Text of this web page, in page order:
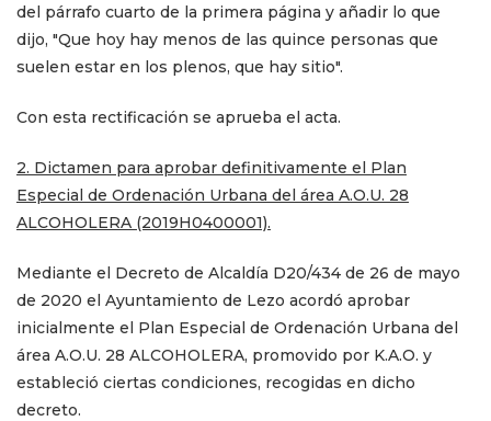
del párrafo cuarto de la primera página y añadir lo que
dijo, "Que hoy hay menos de las quince personas que
suelen estar en los plenos, que hay sitio".
Con esta rectificación se aprueba el acta.
2. Dictamen para aprobar definitivamente el Plan
Especial de Ordenación Urbana del área A.O.U. 28
ALCOHOLERA (2019H0400001).
Mediante el Decreto de Alcaldía D20/434 de 26 de mayo
de 2020 el Ayuntamiento de Lezo acordó aprobar
inicialmente el Plan Especial de Ordenación Urbana del
área A.O.U. 28 ALCOHOLERA, promovido por K.A.O. y
estableció ciertas condiciones, recogidas en dicho
decreto.